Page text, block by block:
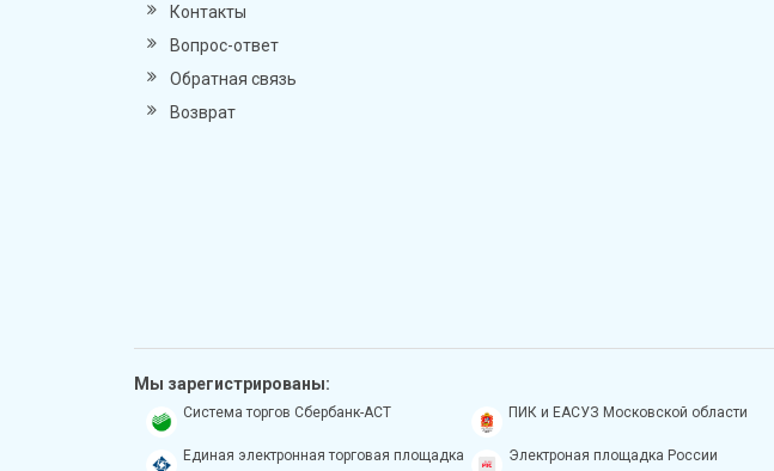
Контакты
Вопрос-ответ
Обратная связь
Возврат
Мы зарегистрированы:
Система торгов Сбербанк-АСТ ПИК и ЕАСУЗ Московской области
Единая электронная торговая площадка Электроная площадка России